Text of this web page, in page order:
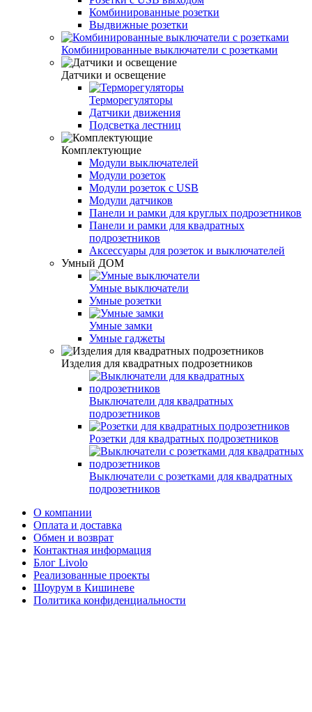
Комбинированные розетки
Выдвижные розетки
Комбинированные выключатели с розетками
Датчики и освещение
Терморегуляторы
Датчики движения
Подсветка лестниц
Комплектующие
Модули выключателей
Модули розеток
Модули розеток с USB
Модули датчиков
Панели и рамки для круглых подрозетников
Панели и рамки для квадратных
подрозетников
Аксессуары для розеток и выключателей
Умный ДОМ
Умные выключатели
Умные розетки
Умные замки
Умные гаджеты
Изделия для квадратных подрозетников
Выключатели для квадратных
подрозетников
Розетки для квадратных подрозетников
Выключатели с розетками для квадратных
подрозетников
О компании
Оплата и доставка
Обмен и возврат
Контактная информация
Блог Livolo
Реализованные проекты
Шоурум в Кишиневе
Политика конфиденциальности